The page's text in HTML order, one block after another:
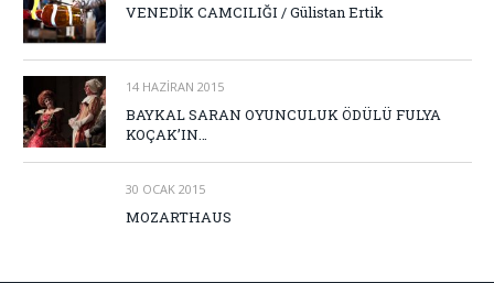
VENEDİK CAMCILIĞI / Gülistan Ertik
14 HAZIRAN 2015
BAYKAL SARAN OYUNCULUK ÖDÜLÜ FULYA
KOÇAK’IN…
30 OCAK 2015
MOZARTHAUS